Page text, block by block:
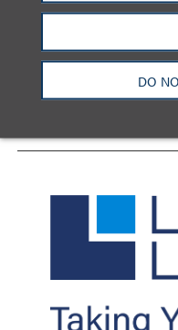
DO
华盛顿特区
旧
联系我们
隐私政